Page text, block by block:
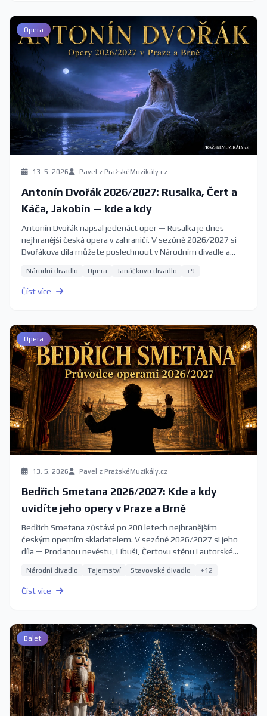
Opera
13. 5. 2026 Pavel z PražskéMuzikály.cz
Antonín Dvořák 2026/2027: Rusalka, Čert a
Káča, Jakobín — kde a kdy
Antonín Dvořák napsal jedenáct oper — Rusalka je dnes
nejhranější česká opera v zahraničí. V sezóně 2026/2027 si
Dvořákova díla můžete poslechnout v Národním divadle a
komorních scénách. Kompletní průvodce s termíny a
vstupenkami.
Národní divadlo Opera Janáčkovo divadlo +9
Číst více
Opera
13. 5. 2026 Pavel z PražskéMuzikály.cz
Bedřich Smetana 2026/2027: Kde a kdy
uvidíte jeho opery v Praze a Brně
Bedřich Smetana zůstává po 200 letech nejhranějším
českým operním skladatelem. V sezóně 2026/2027 si jeho
díla — Prodanou nevěstu, Libuši, Čertovu stěnu i autorské
předních scénách v Praze a Brně. Kompletní průvodce s
aktuálními termíny a vstupenkami.
Národní divadlo Tajemství Stavovské divadlo +12
Číst více
Balet